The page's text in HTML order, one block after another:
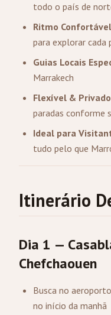
todo o país de
Ritmo Confortável
para explorar cada
Guias Locais
Marrakech
Flexível & Privado
paradas conforme
Ideal para
tudo pelo que
Itinerário
Dia 1 —
Chefchaouen
Busca no
no início da manhã